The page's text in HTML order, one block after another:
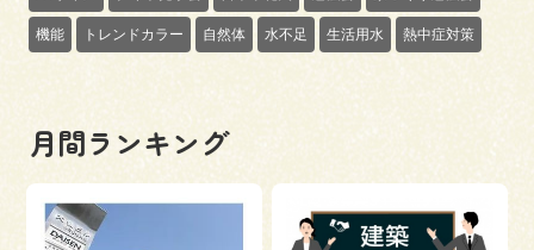
機能 トレンドカラー 自然体 水不足 生活用水 熱中症対策
月間ランキング